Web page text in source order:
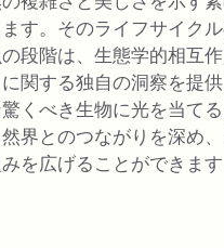
す。そのライフサイクル
段階は、生態学的相互
関する独自の洞察を提
くべき生物に光を当て
界とのつながりを深め
を広げることができます